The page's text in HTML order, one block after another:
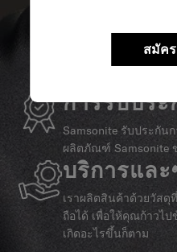
สมัค
การรับปร
Samsonite รับประกัน
ผลิตภัณฑ์ Samsonite
บริการแล
เราผลิตสินค้าด้วยวัส
ถือได้ เพื่อให้คุณก้าวไป
เกิดอะไรขึ้นก็ตาม